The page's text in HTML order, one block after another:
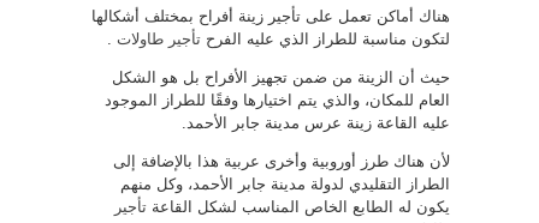
هناك أماكن تعمل على تأجير زينة أفراح بمختلف أشكالها
لتكون مناسبة للطراز الذي عليه الفرح تأجير طاولات
حيث أن الزينة من ضمن تجهيز الأفراح بل هو الشكل
العام للمكان، والذي يتم اختيارها وفقًا للطراز الموجود
عليه القاعة زينة عرس مدينة جابر الأحمد.
لأن هناك طرز أوروبية وأخرى عربية هذا بالإضافة إلى
الطراز التقليدي لدولة مدينة جابر الأحمد، وكل منهم
يكون له الطابع الخاص المناسب لشكل القاعة تأجير